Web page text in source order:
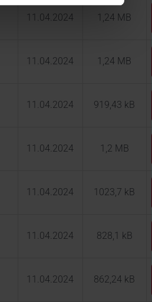
11.04.2024 1,24 MB
11.04.2024 1,24 MB
11.04.2024 919,43 kB
11.04.2024 1,2 MB
11.04.2024 1023,7 kB
11.04.2024 828,1 kB
11.04.2024 862,24 kB